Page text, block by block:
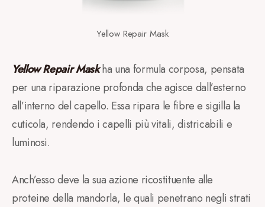
Yellow Repair Mask
Yellow Repair Maskha una formula corposa, pensata
per una riparazione profonda che agisce dall’esterno
all’interno del capello. Essa ripara le fibre e sigilla la
cuticola, rendendo i capelli più vitali, districabili e
luminosi.
Anch’esso deve la sua azione ricostituente alle
proteine della mandorla, le quali penetrano negli strati